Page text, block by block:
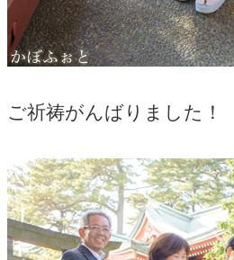
ご祈祷がんばりました！